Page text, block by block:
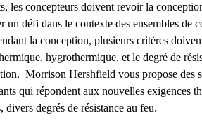
les concepteurs doivent revoir la
un défi dans le contexte des ensembles de
la conception, plusieurs critères
hygrothermique, et le degré de
Morrison Hershfield vous propose des
qui répondent aux nouvelles exigences
degrés de résistance au feu.